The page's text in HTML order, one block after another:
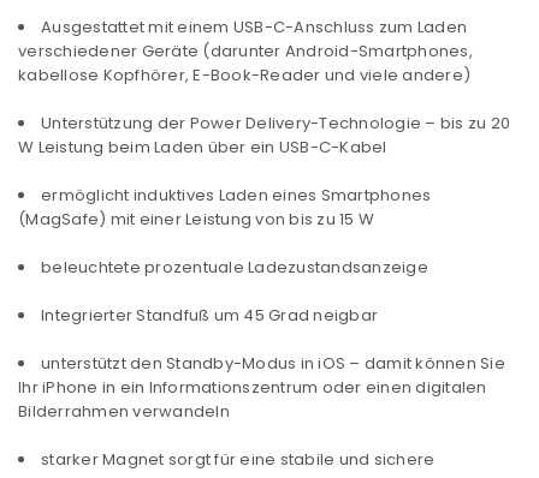
Ausgestattet mit einem USB-C-Anschluss zum Laden
verschiedener Geräte (darunter Android-Smartphones,
kabellose Kopfhörer, E-Book-Reader und viele andere)
Unterstützung der Power Delivery-Technologie – bis zu 20
W Leistung beim Laden über ein USB-C-Kabel
ermöglicht induktives Laden eines Smartphones
(MagSafe) mit einer Leistung von bis zu 15 W
beleuchtete prozentuale Ladezustandsanzeige
Integrierter Standfuß um 45 Grad neigbar
unterstützt den Standby-Modus in iOS – damit können Sie
Ihr iPhone in ein Informationszentrum oder einen digitalen
Bilderrahmen verwandeln
starker Magnet sorgt für eine stabile und sichere